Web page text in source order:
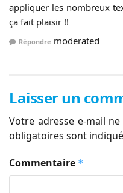
appliquer les nombreux
ça fait plaisir !!
Répondre moderated
Laisser un
Votre adresse e-mail
obligatoires sont
Commentaire *